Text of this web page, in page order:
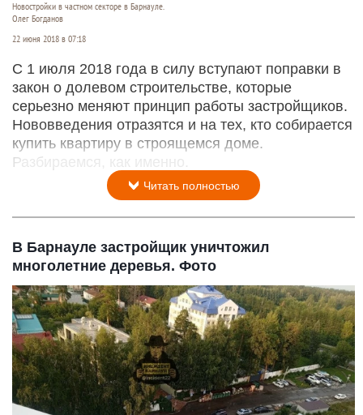
Новостройки в частном секторе в Барнауле.
Олег Богданов
22 июня 2018 в 07:18
С 1 июля 2018 года в силу вступают поправки в
закон о долевом строительстве, которые
серьезно меняют принцип работы застройщиков.
Нововведения отразятся и на тех, кто собирается
купить квартиру в строящемся доме.
Разбираемся, как именно.
Читать полностью
В Барнауле застройщик уничтожил
многолетние деревья. Фото